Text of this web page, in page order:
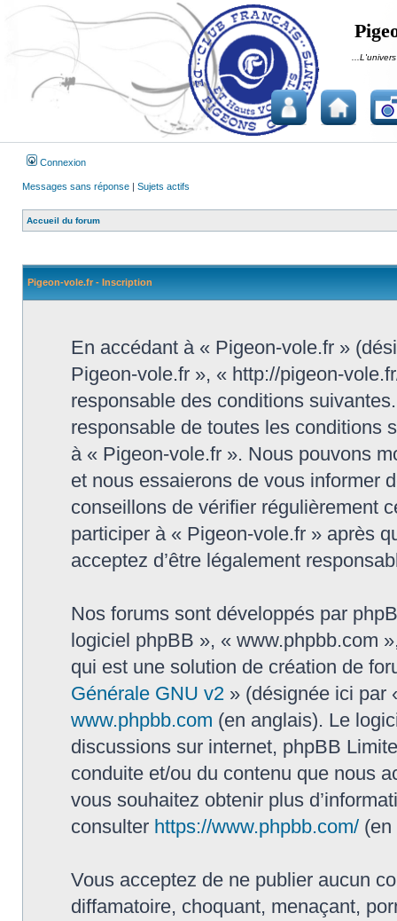
Connexion
Messages sans réponse | Sujets actifs
Accueil du forum
Pigeon-vole.fr - Inscription
En accédant à « Pigeon-vole.fr »
Pigeon-vole.fr », « http://pigeon-
responsable des conditions
responsable de toutes les conditions
à « Pigeon-vole.fr ». Nous pouvons
et nous essaierons de vous informer
conseillons de vérifier régulièrement
participer à « Pigeon-vole.fr » après
acceptez d’être légalement
Nos forums sont développés par
logiciel phpBB », « www.phpbb.com
qui est une solution de création de
Générale GNU v2 » (désignée ici par
www.phpbb.com (en anglais). Le
discussions sur internet, phpBB
conduite et/ou du contenu que nous
vous souhaitez obtenir plus
consulter https://www.phpbb.com/ (en
Vous acceptez de ne publier aucun
diffamatoire, choquant, menaçant,